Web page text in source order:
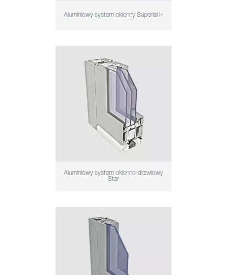
Aluminiowy system okienny Superial i+
Aluminiowy system okienno-drzwiowy
Star